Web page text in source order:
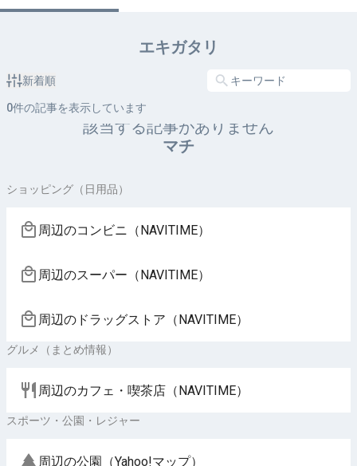
エキガタリ
新着順
0件の記事を表示しています
該当する記事がありません
マチ
ショッピング（日用品）
周辺のコンビニ（NAVITIME）
周辺のスーパー（NAVITIME）
周辺のドラッグストア（NAVITIME）
グルメ（まとめ情報）
周辺のカフェ・喫茶店（NAVITIME）
スポーツ・公園・レジャー
周辺の公園（Yahoo!マップ）